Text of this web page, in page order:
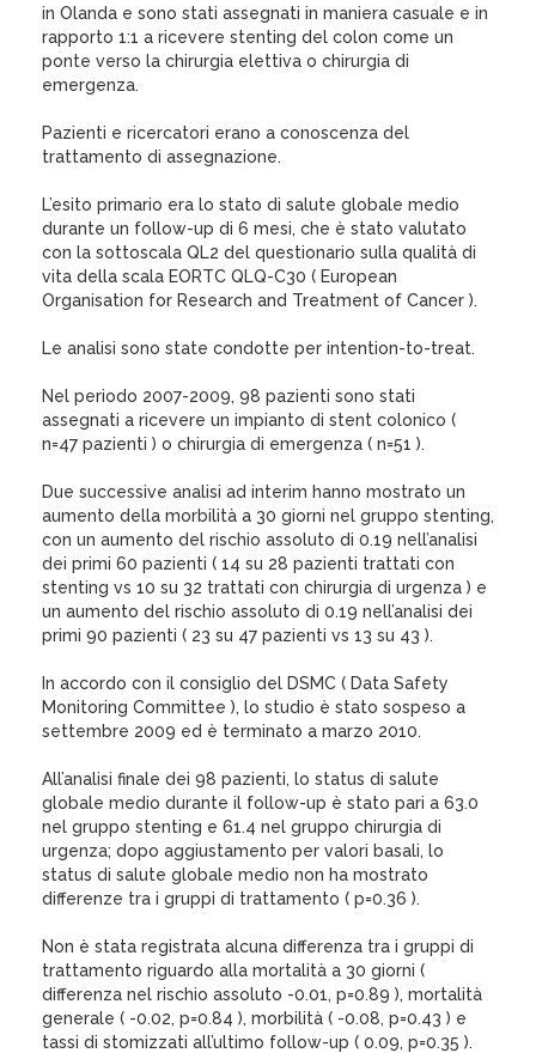
in Olanda e sono stati assegnati in maniera casuale e in
rapporto 1:1 a ricevere stenting del colon come un
ponte verso la chirurgia elettiva o chirurgia di
emergenza.
Pazienti e ricercatori erano a conoscenza del
trattamento di assegnazione.
L’esito primario era lo stato di salute globale medio
durante un follow-up di 6 mesi, che è stato valutato
con la sottoscala QL2 del questionario sulla qualità di
vita della scala EORTC QLQ-C30 ( European
Organisation for Research and Treatment of Cancer ).
Le analisi sono state condotte per intention-to-treat.
Nel periodo 2007-2009, 98 pazienti sono stati
assegnati a ricevere un impianto di stent colonico (
n=47 pazienti ) o chirurgia di emergenza ( n=51 ).
Due successive analisi ad interim hanno mostrato un
aumento della morbilità a 30 giorni nel gruppo stenting,
con un aumento del rischio assoluto di 0.19 nell’analisi
dei primi 60 pazienti ( 14 su 28 pazienti trattati con
stenting vs 10 su 32 trattati con chirurgia di urgenza ) e
un aumento del rischio assoluto di 0.19 nell’analisi dei
primi 90 pazienti ( 23 su 47 pazienti vs 13 su 43 ).
In accordo con il consiglio del DSMC ( Data Safety
Monitoring Committee ), lo studio è stato sospeso a
settembre 2009 ed è terminato a marzo 2010.
All’analisi finale dei 98 pazienti, lo status di salute
globale medio durante il follow-up è stato pari a 63.0
nel gruppo stenting e 61.4 nel gruppo chirurgia di
urgenza; dopo aggiustamento per valori basali, lo
status di salute globale medio non ha mostrato
differenze tra i gruppi di trattamento ( p=0.36 ).
Non è stata registrata alcuna differenza tra i gruppi di
trattamento riguardo alla mortalità a 30 giorni (
differenza nel rischio assoluto -0.01, p=0.89 ), mortalità
generale ( -0.02, p=0.84 ), morbilità ( -0.08, p=0.43 ) e
tassi di stomizzati all’ultimo follow-up ( 0.09, p=0.35 ).